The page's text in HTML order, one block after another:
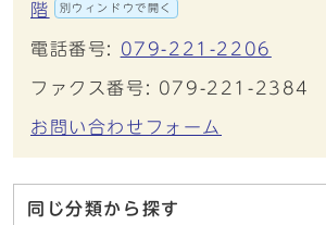
階
別ウィンドウで開く
電話番号: 079-221-2206
ファクス番号: 079-221-2384
お問い合わせフォーム
同じ分類から探す